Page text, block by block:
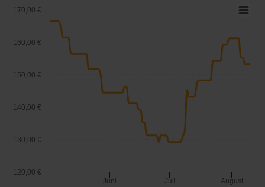
Juni
Juli
August
120,00 €
130,00 €
140,00 €
150,00 €
160,00 €
170,00 €